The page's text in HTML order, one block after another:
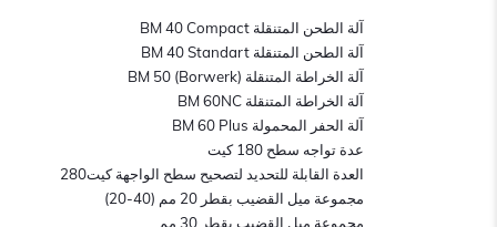
آلة الطحن المتنقلة BM 40 Compact
آلة الطحن المتنقلة BM 40 Standart
آلة الخراطة المتنقلة BM 50 (Borwerk)
آلة الخراطة المتنقلة BM 60NC
آلة الحفر المحمولة BM 60 Plus
عدة تواجه سطح 180 كيت
العدة القابلة للتحديد لتصحيح سطح الواجهة كيت280
مجموعة ميل القضيب بقطر 20 مم (40-20)
مجموعة ميل القضيب بقطر 30 مم